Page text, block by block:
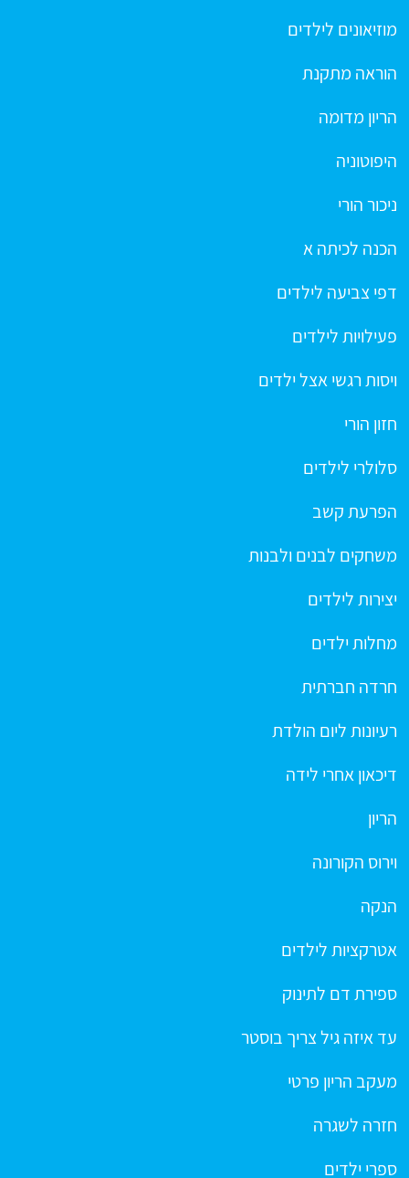
מוזיאונים לילדים
הוראה מתקנת
הריון מדומה
היפוטוניה
ניכור הורי
הכנה לכיתה א
דפי צביעה לילדים
פעילויות לילדים
ויסות רגשי אצל ילדים
חזון הורי
סלולרי לילדים
הפרעת קשב
משחקים לבנים ולבנות
יצירות לילדים
מחלות ילדים
חרדה חברתית
רעיונות ליום הולדת
דיכאון אחרי לידה
הריון
וירוס הקורונה
הנקה
אטרקציות לילדים
ספירת דם לתינוק
עד איזה גיל צריך בוסטר
מעקב הריון פרטי
חזרה לשגרה
ספרי ילדים